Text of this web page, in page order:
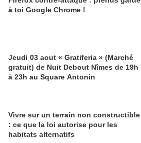
à toi Google Chrome !
Jeudi 03 aout « Gratiferia » (Marché
gratuit) de Nuit Debout Nîmes de 19h
à 23h au Square Antonin
Vivre sur un terrain non constructible
: ce que la loi autorise pour les
habitats alternatifs